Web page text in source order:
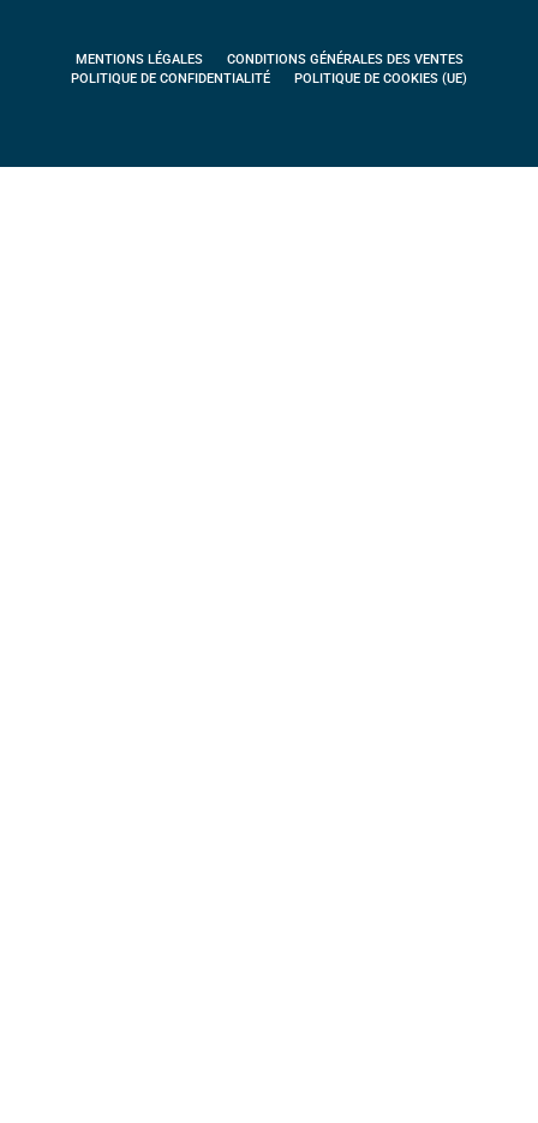
MENTIONS LÉGALES
CONDITIONS GÉNÉRALES DES VENTES
POLITIQUE DE CONFIDENTIALITÉ
POLITIQUE DE COOKIES (UE)